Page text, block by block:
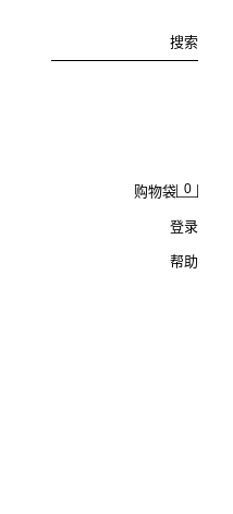
搜索
购物袋 0
登录
帮助